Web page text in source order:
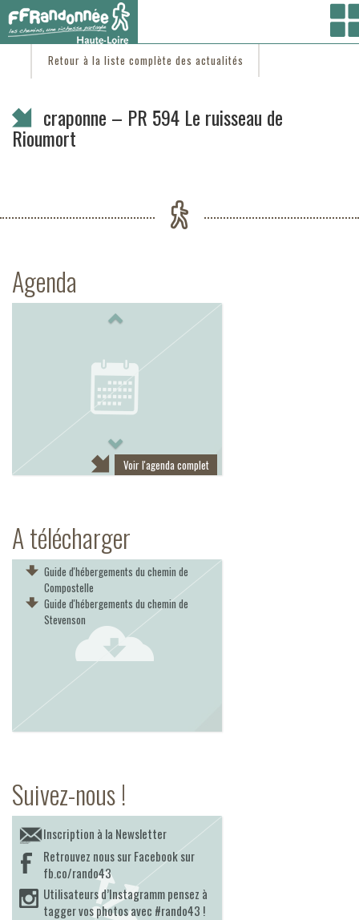
Vous êtes ici :Accueil/C'est d'actu
Retour à la liste complète des actualités
craponne – PR 594 Le ruisseau de
Rioumort
Agenda
Voir l'agenda complet
A télécharger
Guide d'hébergements du chemin de
Compostelle
Guide d'hébergements du chemin de
Stevenson
Suivez-nous !
Inscription à la Newsletter
Retrouvez nous sur Facebook sur
fb.co/rando43
Utilisateurs d’Instagramm pensez à
tagger vos photos avec #rando43 !